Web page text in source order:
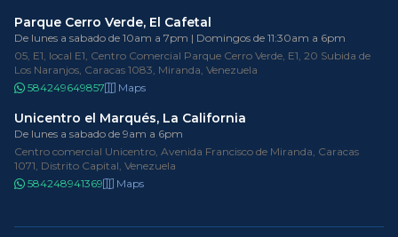
Parque Cerro Verde, El Cafetal
De lunes a sabado de 10am a 7pm | Domingos de 11:30am a 6pm
05, E1, local E1, Centro Comercial Parque Cerro Verde, E1, 20 Subida de
Los Naranjos, Caracas 1083, Miranda, Venezuela
584249649857
Maps
Unicentro el Marqués, La California
De lunes a sabado de 9am a 6pm
Centro comercial Unicentro, Avenida Francisco de Miranda, Caracas
1071, Distrito Capital, Venezuela
584248941369
Maps